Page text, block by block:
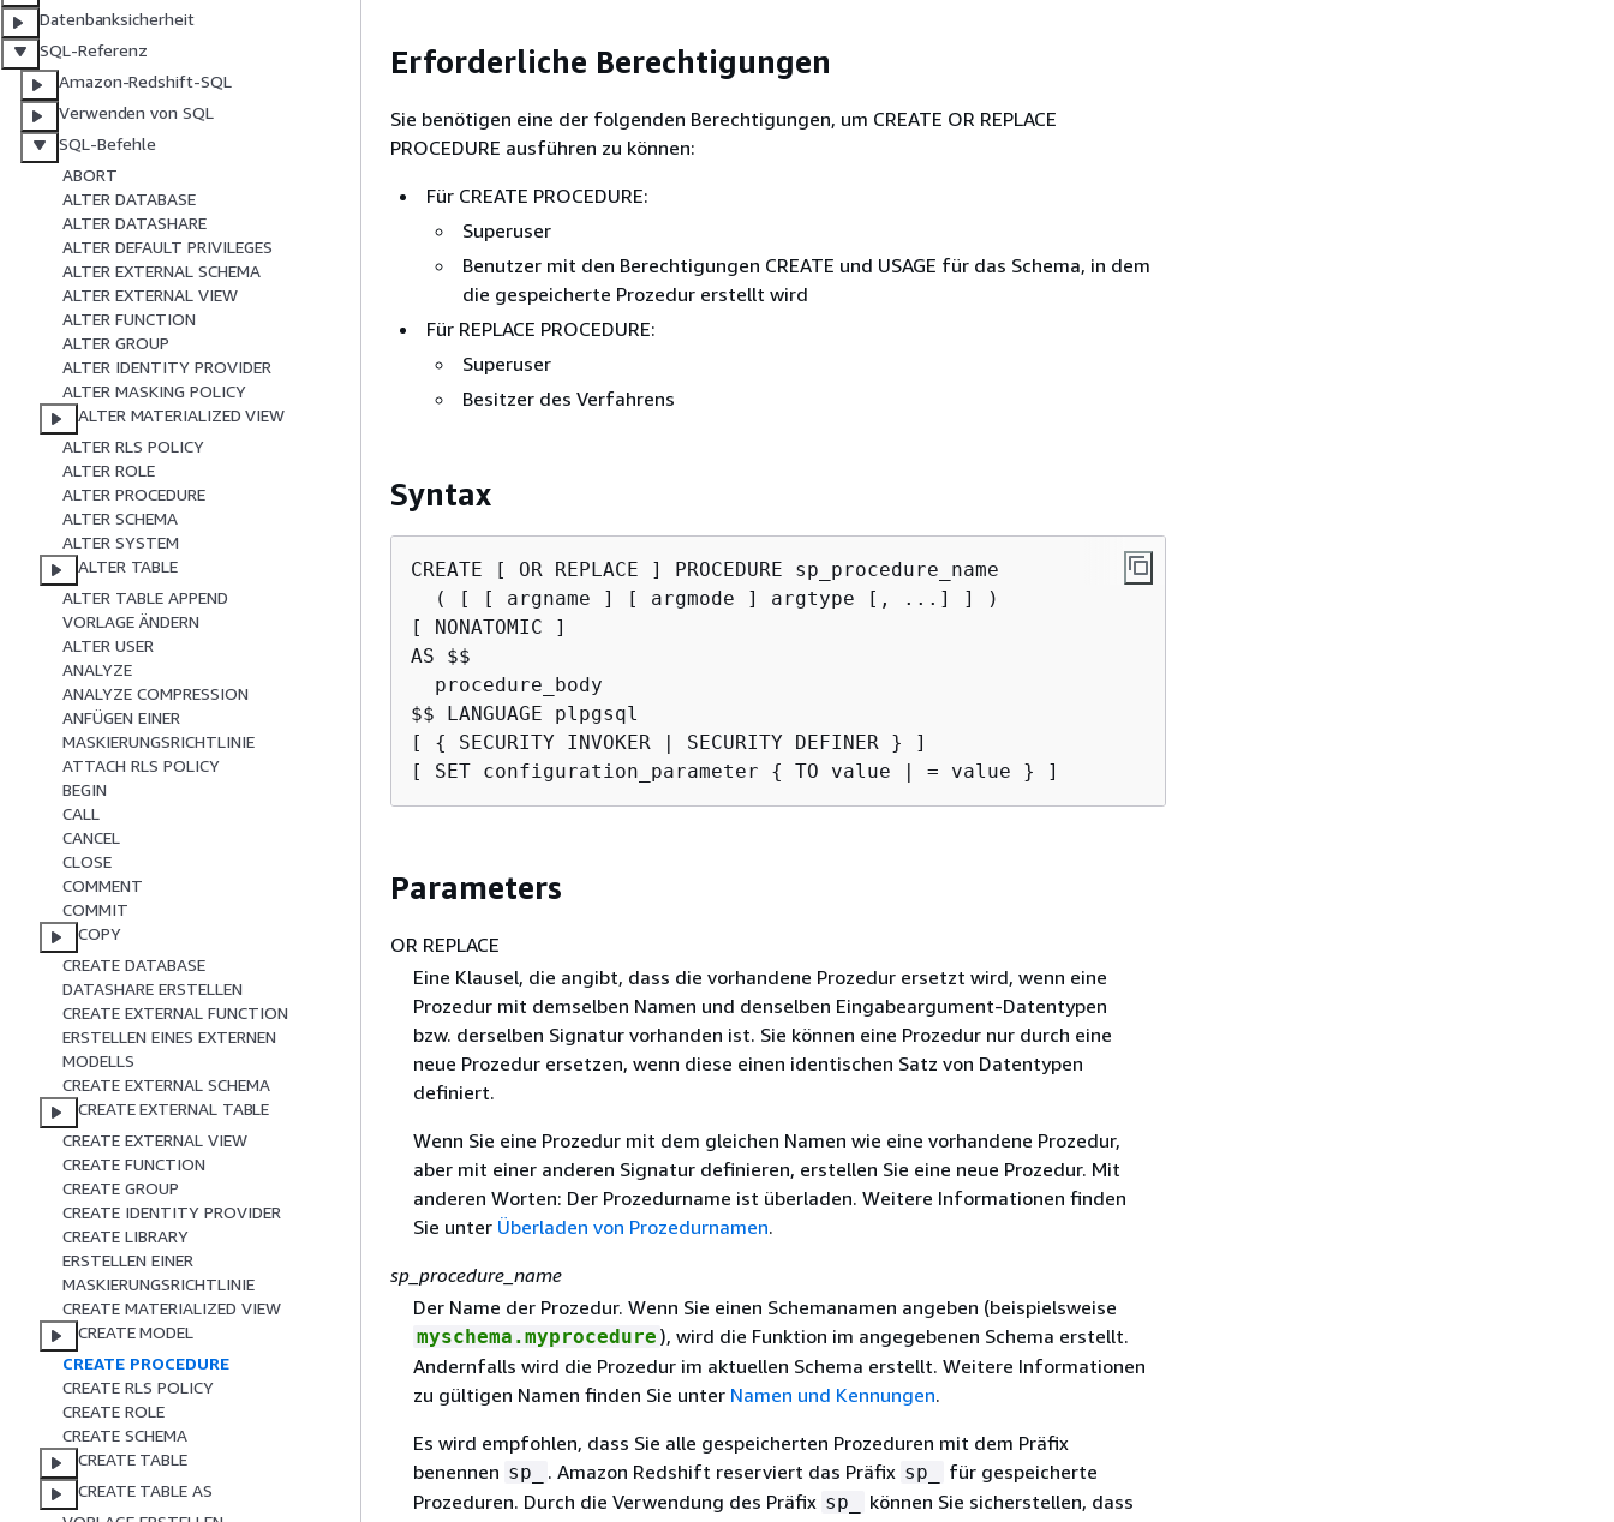
Datenbanksicherheit
SQL-Referenz
Amazon-Redshift-SQL
Verwenden von SQL
SQL-Befehle
ABORT
ALTER DATABASE
ALTER DATASHARE
ALTER DEFAULT PRIVILEGES
ALTER EXTERNAL SCHEMA
ALTER EXTERNAL VIEW
ALTER FUNCTION
ALTER GROUP
ALTER IDENTITY PROVIDER
ALTER MASKING POLICY
ALTER MATERIALIZED VIEW
ALTER RLS POLICY
ALTER ROLE
ALTER PROCEDURE
ALTER SCHEMA
ALTER SYSTEM
ALTER TABLE
ALTER TABLE APPEND
VORLAGE ÄNDERN
ALTER USER
ANALYZE
ANALYZE COMPRESSION
ANFÜGEN EINER
MASKIERUNGSRICHTLINIE
ATTACH RLS POLICY
BEGIN
CALL
CANCEL
CLOSE
COMMENT
COMMIT
COPY
CREATE DATABASE
DATASHARE ERSTELLEN
CREATE EXTERNAL FUNCTION
ERSTELLEN EINES EXTERNEN
MODELLS
CREATE EXTERNAL SCHEMA
CREATE EXTERNAL TABLE
CREATE EXTERNAL VIEW
CREATE FUNCTION
CREATE GROUP
CREATE IDENTITY PROVIDER
CREATE LIBRARY
ERSTELLEN EINER
MASKIERUNGSRICHTLINIE
CREATE MATERIALIZED VIEW
CREATE MODEL
CREATE PROCEDURE
CREATE RLS POLICY
CREATE ROLE
CREATE SCHEMA
CREATE TABLE
CREATE TABLE AS
Erforderliche Berechtigungen
Sie benötigen eine der folgenden Berechtigungen, um CREATE OR REPLACE
PROCEDURE ausführen zu können:
Für CREATE PROCEDURE:
Superuser
Benutzer mit den Berechtigungen CREATE und USAGE für das Schema, in dem
die gespeicherte Prozedur erstellt wird
Für REPLACE PROCEDURE:
Superuser
Besitzer des Verfahrens
Syntax
CREATE [ OR REPLACE ] PROCEDURE sp_procedure_name
  ( [ [ argname ] [ argmode ] argtype [, ...] ] )
[ NONATOMIC ]
AS $$
  procedure_body
$$ LANGUAGE plpgsql
[ {
SECURITY INVOKER | SECURITY DEFINER } ]
[ SET configuration_parameter {
Parameters
OR REPLACE
Eine Klausel, die angibt, dass die vorhandene Prozedur ersetzt wird, wenn eine
Prozedur mit demselben Namen und denselben Eingabeargument-Datentypen
bzw. derselben Signatur vorhanden ist. Sie können eine Prozedur nur durch eine
neue Prozedur ersetzen, wenn diese einen identischen Satz von Datentypen
definiert.
Wenn Sie eine Prozedur mit dem gleichen Namen wie eine vorhandene Prozedur,
aber mit einer anderen Signatur definieren, erstellen Sie eine neue Prozedur. Mit
anderen Worten: Der Prozedurname ist überladen. Weitere Informationen finden
Sie unter Überladen von Prozedurnamen.
sp_procedure_name
Der Name der Prozedur. Wenn Sie einen Schemanamen angeben (beispielsweise
myschema.myprocedure ), wird die Funktion im angegebenen Schema erstellt.
Andernfalls wird die Prozedur im aktuellen Schema erstellt. Weitere Informationen
zu gültigen Namen finden Sie unter Namen und Kennungen.
Es wird empfohlen, dass Sie alle gespeicherten Prozeduren mit dem Präfix
benennen sp_ . Amazon Redshift reserviert das Präfix sp_
für gespeicherte
Prozeduren. Durch die Verwendung des Präfix sp_
können Sie sicherstellen, dass